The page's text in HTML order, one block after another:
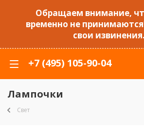
Обращаем внимание,
временно не
свои извинения.
+7 (495) 105-90-04
Лампочки
Свет